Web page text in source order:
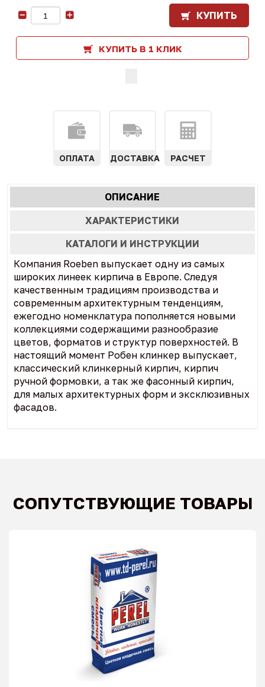
КУПИТЬ
КУПИТЬ В 1 КЛИК
ОПЛАТА ДОСТАВКА РАСЧЕТ
Характеристики
табы
ОПИСАНИЕ
ВКЛАДКА)
ХАРАКТЕРИСТИКИ
КАТАЛОГИ И ИНСТРУКЦИИ
Компания Roeben выпускает одну из самых
широких линеек кирпича в Европе. Следуя
качественным традициям производства и
современным архитектурным тенденциям,
ежегодно номенклатура пополняется новыми
коллекциями содержащими разнообразие
цветов, форматов и структур поверхностей. В
настоящий момент Робен клинкер выпускает,
классический клинкерный кирпич, кирпич
ручной формовки, а так же фасонный кирпич,
для малых архитектурных форм и эксклюзивных
фасадов.
СОПУТСТВУЮЩИЕ ТОВАРЫ